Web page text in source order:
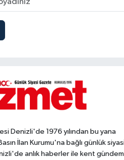
Denizli'de 1976 yılından bu yana
İlan Kurumu'na bağlı günlük
anlık haberler ile kent